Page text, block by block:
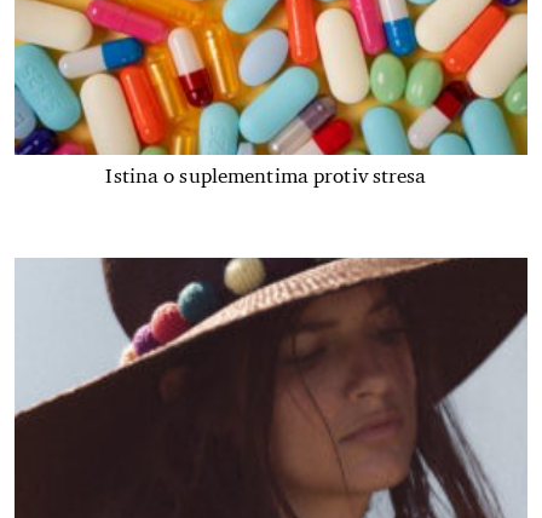
Istina o suplementima protiv stresa